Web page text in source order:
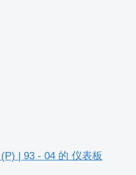
| 93 - 04 的 仪表板